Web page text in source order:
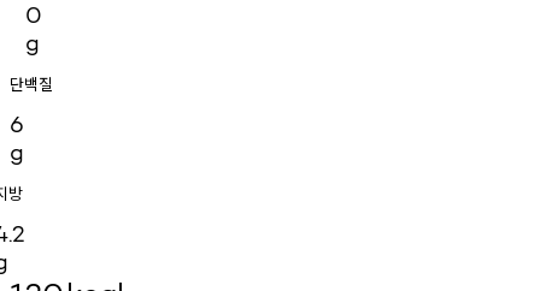
0
g
단백질
6
g
방